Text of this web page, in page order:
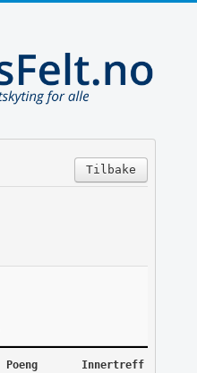
Tilbake
Poeng Innertreff